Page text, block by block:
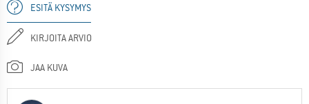
ESITÄ KYSYMYS
KIRJOITA ARVIO
JAA KUVA